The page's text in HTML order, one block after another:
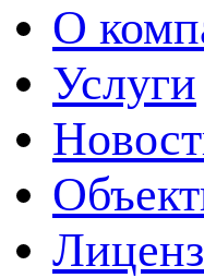
О
Услуги